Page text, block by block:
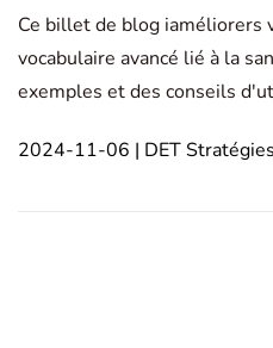
Ce billet de blog iaméliorers
vocabulaire avancé lié à la
exemples et des conseils
personnelle Culture and Society Situation supposée
2024-11-06 | DET